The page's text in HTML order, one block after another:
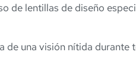
de lentillas de diseño
una visión nítida durante